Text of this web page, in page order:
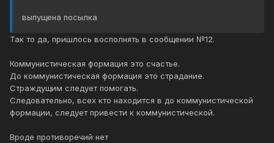
выпущена посылка
Так то да, пришлось восполнять в сообщении №12.
Коммунистическая формация это счастье.
До коммунистическая формация это страдание.
Страждущим следует помогать.
Следовательно, всех кто находится в до коммунистической
формации, следует привести к коммунистической.
Вроде противоречий нет